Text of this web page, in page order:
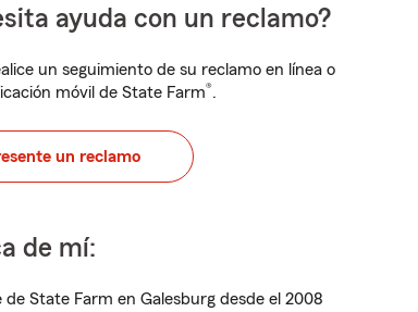
ayuda con un reclamo?
un seguimiento de su reclamo en línea o
móvil de State Farm®.
un reclamo
de mí:
de State Farm en Galesburg desde el 2008